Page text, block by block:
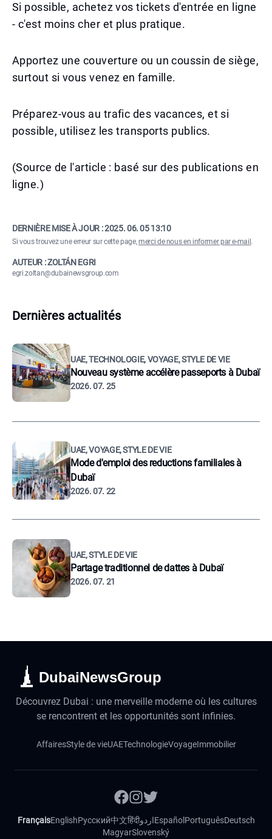
Si possible, achetez vos tickets d'entrée en ligne
- c'est moins cher et plus pratique.
Apportez une couverture ou un coussin de siège,
surtout si vous venez en famille.
Préparez-vous au trafic des vacances, et si
possible, utilisez les transports publics.
(Source de l'article : basé sur des publications en
ligne.)
DERNIÈRE MISE À JOUR :2025. 06. 05 13:10
Si vous trouvez une erreur sur cette page,merci de nous en informer par e-mail .
AUTEUR : ZOLTÁN EGRI
egri.zoltan@dubainewsgroup.com
Dernières actualités
UAE, TECHNOLOGIE, VOYAGE, STYLE DE VIE
Nouveau système accélère passeports à Dubaï
2026. 07. 25
UAE, VOYAGE, STYLE DE VIE
Mode d'emploi des reductions familiales à
Dubaï
2026. 07. 22
UAE, STYLE DE VIE
Partage traditionnel de dattes à Dubaï
2026. 07. 21
DubaiNewsGroup
Découvrez Dubai : une merveille moderne où les cultures
se rencontrent et les opportunités sont infinies.
AffairesStyle de vieUAETechnologieVoyageImmobilier
FrançaisEnglishРусский中文हिंदीاردوEspañol PortuguêsDeutsch
MagyarSlovenský